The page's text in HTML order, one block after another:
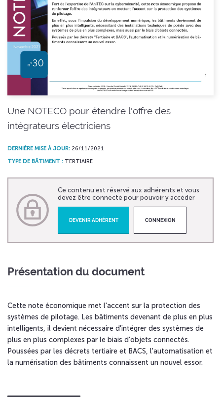
Une NOTECO pour étendre l'offre des
intégrateurs électriciens
DERNIÈRE MISE À JOUR: 26/11/2021
TYPE DE BÂTIMENT : TERTIAIRE
Ce contenu est réservé aux adhérents et vous
devez être connecté pour pouvoir y accéder
DEVENIR ADHÉRENT CONNEXION
Présentation du document
Cette note économique met l'accent sur la protection des
systèmes de pilotage. Les bâtiments devenant de plus en plus
intelligents, il devient nécessaire d'intégrer des systèmes de
plus en plus complexes par le biais d'objets connectés.
Poussées par les décrets tertiaire et BACS, l'automatisation et
la numérisation des bâtiments connaissent un nouvel essor.